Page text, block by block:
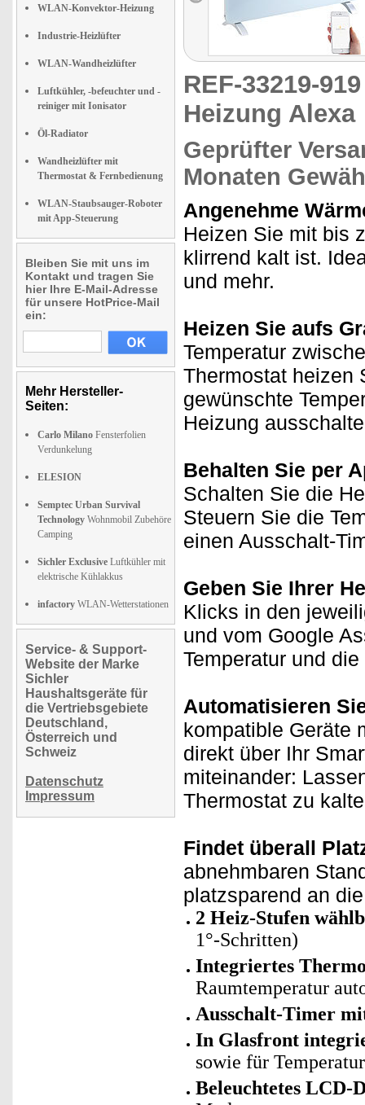
WLAN-Konvektor-Heizung
Industrie-Heizlüfter
WLAN-Wandheizlüfter
Luftkühler, -befeuchter und -
reiniger mit Ionisator
Öl-Radiator
Wandheizlüfter mit
Thermostat & Fernbedienung
WLAN-Staubsauger-Roboter
mit App-Steuerung
Bleiben Sie mit uns im
Kontakt und tragen Sie
hier Ihre E-Mail-Adresse
für unsere HotPrice-Mail
ein:
Mehr Hersteller-
Seiten:
Carlo Milano Fensterfolien
Verdunkelung
ELESION
Semptec Urban Survival
Technology Wohnmobil Zubehöre
Camping
Sichler Exclusive Luftkühler mit
elektrische Kühlakkus
infactory WLAN-Wetterstationen
Service- & Support-
Website der Marke
Sichler
Haushaltsgeräte für
die Vertriebsgebiete
Deutschland,
Österreich und
Schweiz
Datenschutz
Impressum
REF-33219-
Heizung Alexa
Geprüfter
Monaten
Angenehme
Heizen Sie mit bis
klirrend kalt ist.
und mehr.
Heizen Sie aufs
Temperatur
Thermostat heizen
gewünschte
Heizung
Behalten Sie per
Schalten Sie die
Steuern Sie die
einen Ausschalt-
Geben Sie Ihrer
Klicks in den
und vom Google
Temperatur und
Automatisieren
kompatible Geräte
direkt über Ihr
miteinander:
Thermostat zu
Findet überall
abnehmbaren
platzsparend an
2 Heiz-Stufen
1°-Schritten)
Integriertes
Raumtemperatur
Ausschalt-Timer
In Glasfront
sowie für
Beleuchtetes LCD-